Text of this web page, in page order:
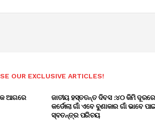
OUR EXCLUSIVE ARTICLES!
ଆଗରେ
ଜାତୀୟ ହସ୍ତତନ୍ତ ଦିବସ :୪୦ କିମି
କର୍ଡୋଲା ଗାଁ ଏବେ ବୁଣାକାର ଗାଁ ଭାବେ
ସ୍ବତନ୍ତ୍ର ପରିଚୟ